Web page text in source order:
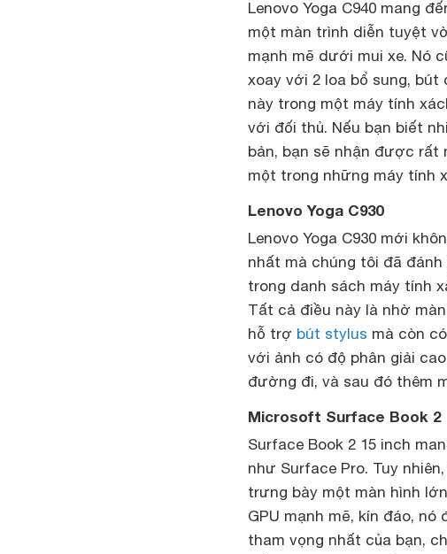
Lenovo Yoga C940 mang
một màn trình diễn tuyệt
mạnh mẽ dưới mui xe. Nó
xoay với 2 loa bổ sung,
này trong một máy tính
với đối thủ. Nếu bạn biết
bản, bạn sẽ nhận được rất
một trong những máy tính
Lenovo Yoga C930
Lenovo Yoga C930 mới
nhất mà chúng tôi đã
trong danh sách máy tính
Tất cả điều này là nhờ
hỗ trợ bút stylus mà còn
với ảnh có độ phân giải
đường đi, và sau đó thêm
Microsoft Surface Book 2
Surface Book 2 15 inch
như Surface Pro. Tuy
trưng bày một màn hình
GPU mạnh mẽ, kín đáo,
tham vọng nhất của bạn,